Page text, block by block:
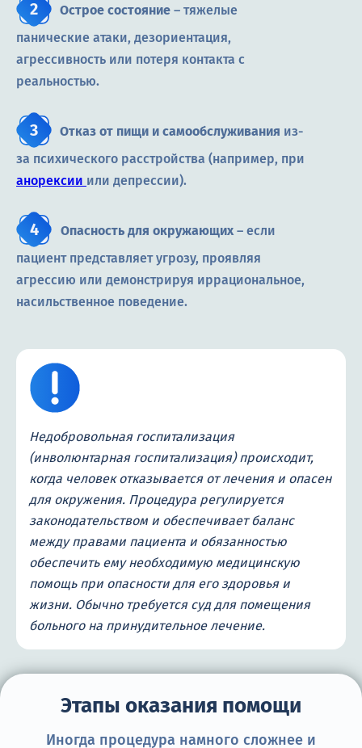
Острое состояние – тяжелые
панические атаки, дезориентация,
агрессивность или потеря контакта с
реальностью.
Отказ от пищи и самообслуживания из-
за психического расстройства (например, при
анорексии или депрессии).
Опасность для окружающих – если
пациент представляет угрозу, проявляя
агрессию или демонстрируя иррациональное,
насильственное поведение.
Недобровольная госпитализация
(инволюнтарная госпитализация) происходит,
когда человек отказывается от лечения и опасен
для окружения. Процедура регулируется
законодательством и обеспечивает баланс
между правами пациента и обязанностью
обеспечить ему необходимую медицинскую
помощь при опасности для его здоровья и
жизни. Обычно требуется суд для помещения
больного на принудительное лечение.
Этапы оказания помощи
Иногда процедура намного сложнее и